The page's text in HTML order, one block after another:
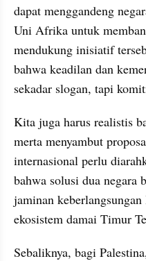
dapat menggandeng
Uni Afrika untuk
mendukung inisiatif
bahwa keadilan dan
sekadar slogan, tapi
Kita juga harus realistis
merta menyambut
internasional perlu
bahwa solusi dua negara
jaminan
ekosistem damai Timur
Sebaliknya, bagi